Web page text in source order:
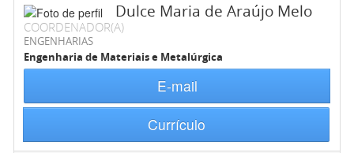
Dulce Maria de Araújo Melo
COORDENADOR(A)
ENGENHARIAS
Engenharia de Materiais e Metalúrgica
E-mail
Currículo